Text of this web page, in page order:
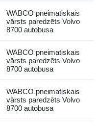
WABCO pneimatiskais
vārsts paredzēts Volvo
8700 autobusa
WABCO pneimatiskais
vārsts paredzēts Volvo
8700 autobusa
WABCO pneimatiskais
vārsts paredzēts Volvo
8700 autobusa